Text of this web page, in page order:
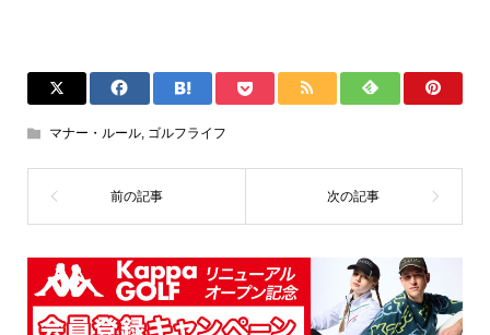
マナー・ルール, ゴルフライフ